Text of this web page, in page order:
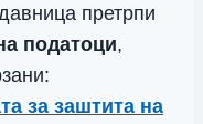
претрпи
податоци,
за заштита на